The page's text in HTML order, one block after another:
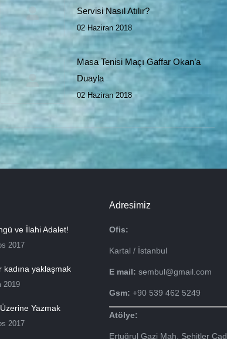
Servisi Nasıl Atılır?
02 Haziran 2018
Masa Tenisi Maçı Gaffar Okan’a
Duayla
02 Haziran 2018
ve İlahi Adalet!
2017
kadına yaklaşmak
2019
Yazmak
2017
Adresimiz
Ofis:
Kartal / İstanbul
E mail: sembul@gmail.com
Gsm: +90 539 462 5249
Atölye:
Ertuğrul Gazi Mah. Şehitler Cad.